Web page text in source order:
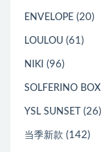
ENVELOPE (20)
LOULOU (61)
NIKI (96)
SOLFERINO BOX
YSL SUNSET (26)
当季新款 (142)